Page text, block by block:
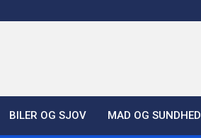
BILER OG SJOV MAD OG SUNDHED